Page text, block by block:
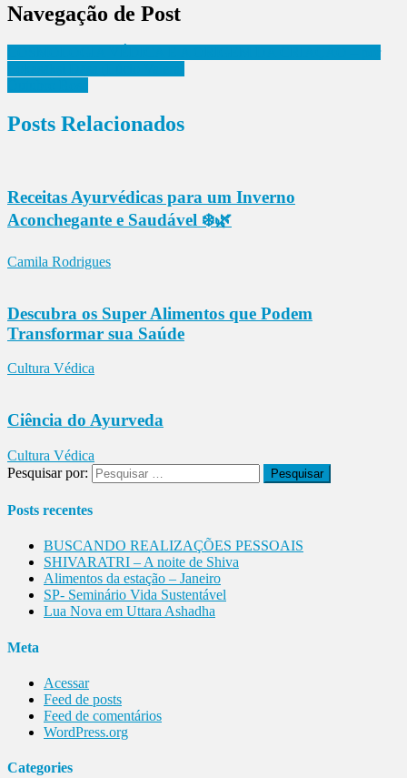
Navegação de Post
Posts Relacionados
Receitas Ayurvédicas para um Inverno
Aconchegante e Saudável ❄️🌿
Camila Rodrigues
Descubra os Super Alimentos que Podem
Transformar sua Saúde
Cultura Védica
Ciência do Ayurveda
Cultura Védica
Pesquisar por:
Posts recentes
BUSCANDO REALIZAÇÕES PESSOAIS
SHIVARATRI – A noite de Shiva
Alimentos da estação – Janeiro
SP- Seminário Vida Sustentável
Lua Nova em Uttara Ashadha
Meta
Acessar
Feed de posts
Feed de comentários
WordPress.org
Categories